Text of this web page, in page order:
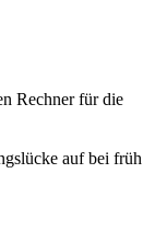
Rechner für die
auf bei früh